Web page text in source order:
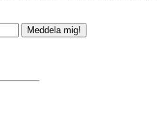
Meddela mig!